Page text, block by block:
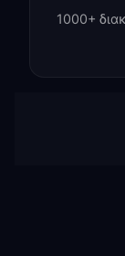
1000+